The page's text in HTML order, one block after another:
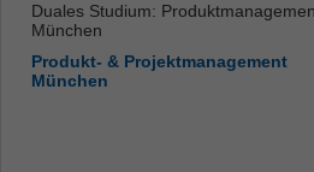
Duales Studium:
München
Produkt- & Projektmanagement
München